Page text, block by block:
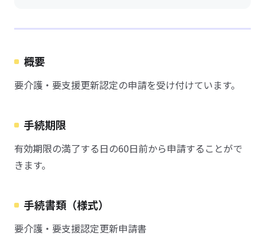
概要
要介護・要支援更新認定の申請を受け付けています。
手続期限
有効期限の満了する日の60日前から申請することがで
きます。
手続書類（様式）
要介護・要支援認定更新申請書